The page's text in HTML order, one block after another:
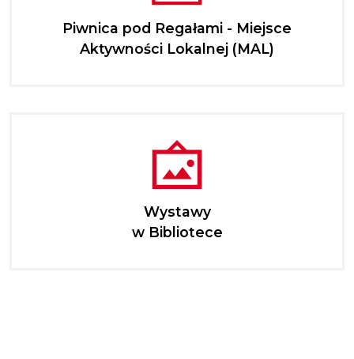
Piwnica pod Regałami - Miejsce
Aktywności Lokalnej (MAL)
Wystawy
w Bibliotece